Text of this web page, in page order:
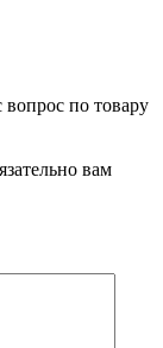
по товару
вам